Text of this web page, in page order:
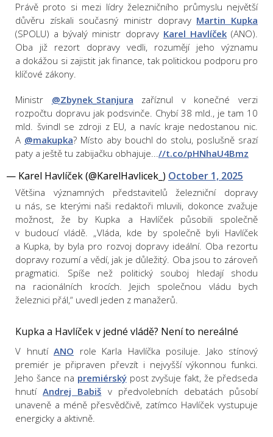
Právě proto si mezi lídry železničního průmyslu největší
důvěru získali současný ministr dopravy Martin Kupka
(SPOLU) a bývalý ministr dopravy Karel Havlíček(ANO).
Oba již rezort dopravy vedli, rozumějí jeho významu
a dokážou si zajistit jak finance, tak politickou podporu pro
klíčové zákony.
Ministr @Zbynek_Stanjura zaříznul v konečné verzi
rozpočtu dopravu jak podsvinče. Chybí 38 mld., je tam 10
mld. švindl se zdroji z EU, a navíc kraje nedostanou nic.
A @makupka? Místo aby bouchl do stolu, poslušně srazí
paty a ještě tu zabijačku obhajuje...//t.co/pHNhaU4Bmz
— Karel Havlíček (@KarelHavlicek_) October 1, 2025
Většina významných představitelů železniční dopravy
u nás, se kterými naši redaktoři mluvili, dokonce zvažuje
možnost, že by Kupka a Havlíček působili společně
v budoucí vládě. „Vláda, kde by společně byli Havlíček
a Kupka, by byla pro rozvoj dopravy ideální. Oba rezortu
dopravy rozumí a vědí, jak je důležitý. Oba jsou to zároveň
pragmatici. Spíše než politický souboj hledají shodu
na racionálních krocích. Jejich společnou vládu bych
železnici přál,“ uvedl jeden z manažerů.
Kupka a Havlíček v jedné vládě? Není to nereálné
V hnutí ANO role Karla Havlíčka posiluje. Jako stínový
premiér je připraven převzít i nejvyšší výkonnou funkci.
Jeho šance na premiérskýpost zvyšuje fakt, že předseda
hnutíAndrej Babiš v předvolebních debatách působí
unaveně a méně přesvědčivě, zatímco Havlíček vystupuje
energicky a aktivně.